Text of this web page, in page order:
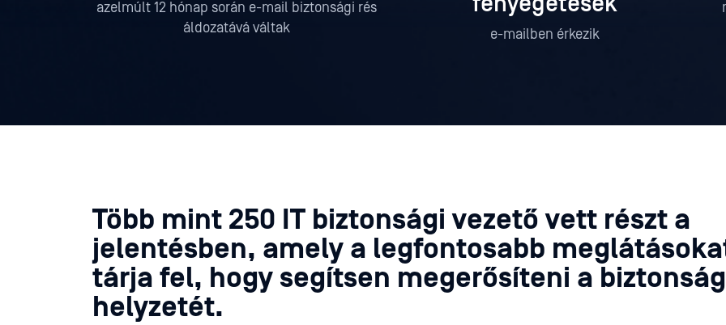
azelmúlt 12 hónap során e-mail biztonsági rés
áldozatává váltak
e-mailben érkezik
Több mint 250 IT biztonsági vezető vett részt a
jelentésben, amely a legfontosabb
tárja fel, hogy segítsen megerősíteni a
helyzetét.